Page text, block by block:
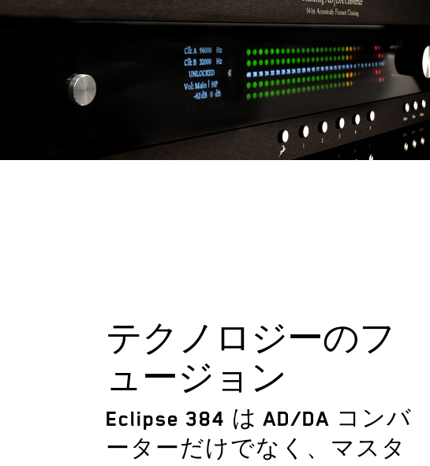
テクノロジーのフ
ュージョン
Eclipse 384 は AD/DA コンバ
ーターだけでなく、マスタ